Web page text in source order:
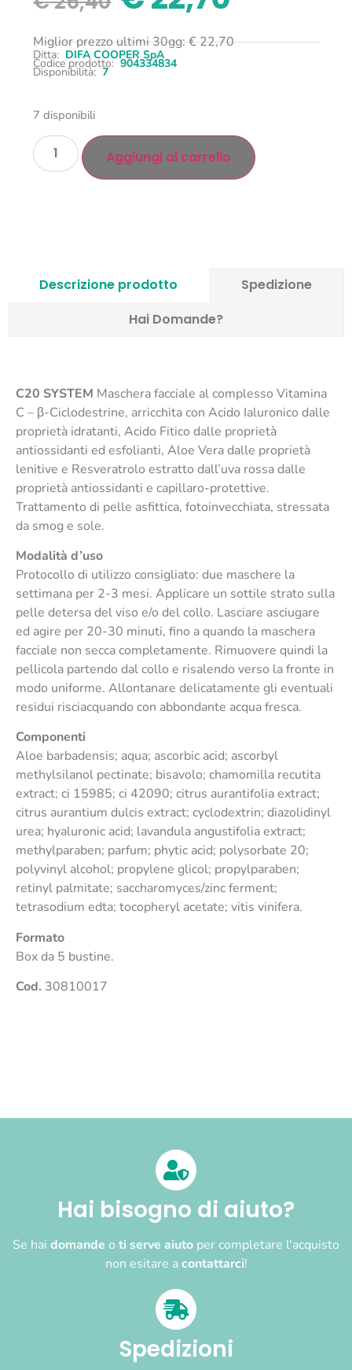
Miglior prezzo ultimi 30gg:€22,70
Ditta: DIFA COOPER SpA
Codice prodotto: 904334834
Disponibilità: 7
7 disponibili
Aggiungi al carrello
Descrizione prodotto
Spedizione
Hai Domande?
C20 SYSTEM Maschera facciale al complesso Vitamina
C – β-Ciclodestrine, arricchita con Acido Ialuronico dalle
proprietà idratanti, Acido Fitico dalle proprietà
antiossidanti ed esfolianti, Aloe Vera dalle proprietà
lenitive e Resveratrolo estratto dall’uva rossa dalle
proprietà antiossidanti e capillaro-protettive.
Trattamento di pelle asfittica, fotoinvecchiata, stressata
da smog e sole.
Modalità d’uso
Protocollo di utilizzo consigliato: due maschere la
settimana per 2-3 mesi. Applicare un sottile strato sulla
pelle detersa del viso e/o del collo. Lasciare asciugare
ed agire per 20-30 minuti, fino a quando la maschera
facciale non secca completamente. Rimuovere quindi la
pellicola partendo dal collo e risalendo verso la fronte in
modo uniforme. Allontanare delicatamente gli eventuali
residui risciacquando con abbondante acqua fresca.
Componenti
Aloe barbadensis; aqua; ascorbic acid; ascorbyl
methylsilanol pectinate; bisavolo; chamomilla recutita
extract; ci 15985; ci 42090; citrus aurantifolia extract;
citrus aurantium dulcis extract; cyclodextrin; diazolidinyl
urea; hyaluronic acid; lavandula angustifolia extract;
methylparaben; parfum; phytic acid; polysorbate 20;
polyvinyl alcohol; propylene glicol; propylparaben;
retinyl palmitate; saccharomyces/zinc ferment;
tetrasodium edta; tocopheryl acetate; vitis vinifera.
Formato
Box da 5 bustine.
Cod. 30810017
Hai bisogno di aiuto?
Se hai domande o ti serve aiuto per completare l'acquisto
non esitare acontattarci!
Spedizioni